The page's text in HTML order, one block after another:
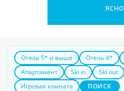
ясно
Отель 5* и выше Отель 4*
Апартамент
Ski in Ski out
Игровая комната
ПОИСК